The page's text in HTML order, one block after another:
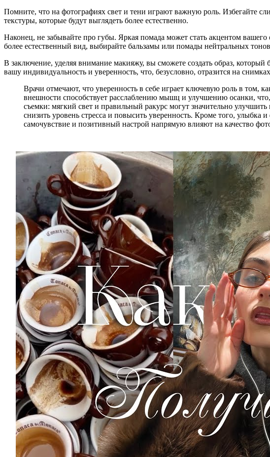
Помните, что на фотографиях свет и тени играют важную роль. Избегайте
текстуры, которые будут выглядеть более естественно.
Наконец, не забывайте про губы. Яркая помада может стать акцентом
более естественный вид, выбирайте бальзамы или помады нейтральных
В заключение, уделяя внимание макияжу, вы сможете создать образ,
вашу индивидуальность и уверенность, что, безусловно, отразится на
Врачи отмечают, что уверенность в себе играет ключевую роль в том,
внешности способствует расслаблению мышц и улучшению осанки,
съемки: мягкий свет и правильный ракурс могут значительно
снизить уровень стресса и повысить уверенность. Кроме того,
самочувствие и позитивный настрой напрямую влияют на качество